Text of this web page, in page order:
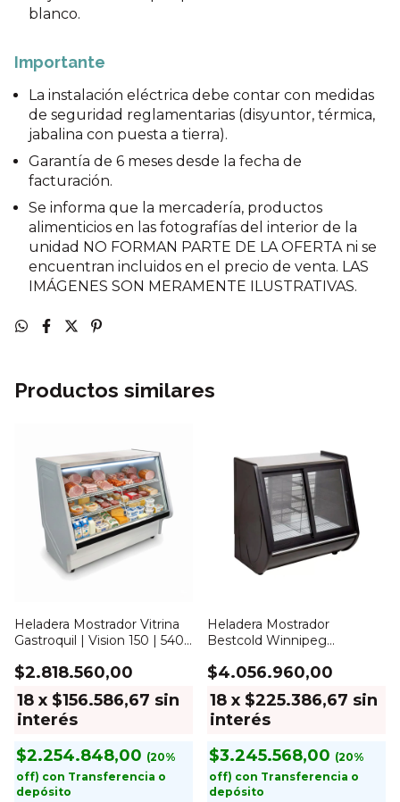
blanco.
Importante
La instalación eléctrica debe contar con medidas
de seguridad reglamentarias (disyuntor, térmica,
jabalina con puesta a tierra).
Garantía de 6 meses desde la fecha de
facturación.
Se informa que la mercadería, productos
alimenticios en las fotografías del interior de la
unidad NO FORMAN PARTE DE LA OFERTA ni se
encuentran incluidos en el precio de venta. LAS
IMÁGENES SON MERAMENTE ILUSTRATIVAS.
Productos similares
Heladera Mostrador Vitrina
Gastroquil | Vision 150 | 540
$2.818.560,00
18 x $156.586,67 sin
interés
$2.254.848,00
con Transferencia o
depósito
Heladera Mostrador
Bestcold Winnipeg
Ataque | 450 Lts
$4.056.960,00
18 x $225.386,67 sin
interés
$3.245.568,00
con Transferencia o
depósito